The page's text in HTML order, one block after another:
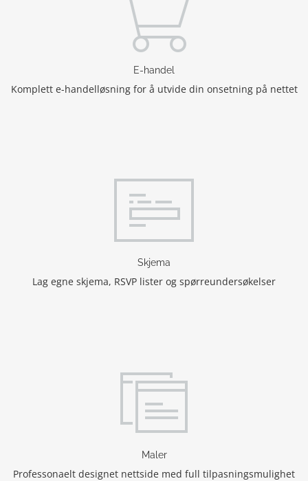
E-handel
Komplett e-handelløsning for å utvide din onsetning på nettet
Skjema
Lag egne skjema, RSVP lister og spørreundersøkelser
Maler
Professonaelt designet nettside med full tilpasningsmulighet